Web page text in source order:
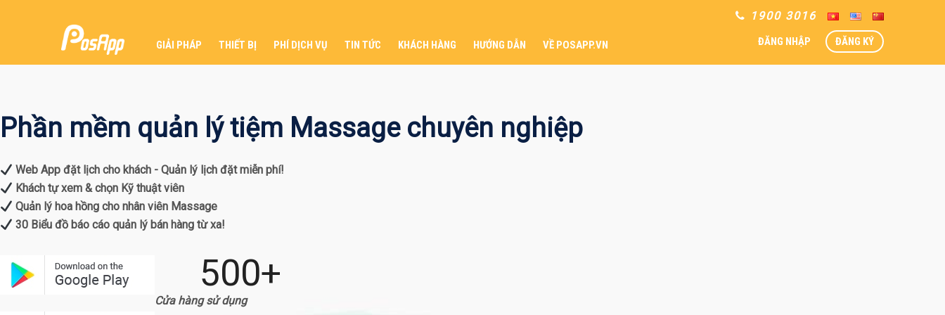
1900 3016
GIẢI PHÁP THIẾT BỊ PHÍ DỊCH VỤ TIN TỨC KHÁCH HÀNG HƯỚNG DẪN VỀ POSAPP.VN ĐĂNG NHẬP ĐĂNG KÝ
Phần mềm quản lý tiệm Massage chuyên nghiệp
Web App đặt lịch cho khách - Quản lý lịch đặt miễn phí!
Khách tự xem & chọn Kỹ thuật viên
Quản lý hoa hồng cho nhân viên Massage
30 Biểu đồ báo cáo quản lý bán hàng từ xa!
500+
Cửa hàng sử dụng